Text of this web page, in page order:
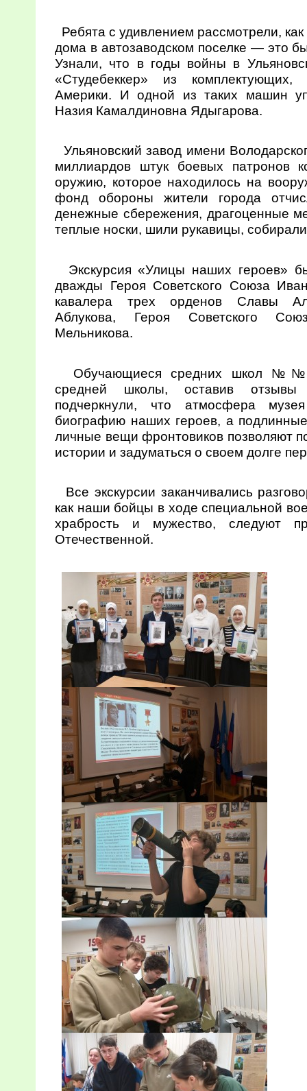
Ребята с удивлением рассмотрели,
дома в автозаводском поселке — это
Узнали, что в годы войны в
«Студебеккер» из
Америки. И одной из таких машин
Назия Камалдиновна Ядыгарова.
Ульяновский завод имени
миллиардов штук боевых патронов
оружию, которое находилось на
фонд обороны жители города
денежные сбережения, драгоценные
теплые носки, шили рукавицы,
Экскурсия «Улицы наших героев»
дважды Героя Советского Союза
кавалера трех орденов Славы
Аблукова, Героя Советского
Мельникова.
Обучающиеся средних школ №№
средней школы, оставив
подчеркнули, что атмосфера
биографию наших героев, а
личные вещи фронтовиков позволяют
истории и задуматься о своем долге
Все экскурсии заканчивались
как наши бойцы в ходе специальной
храбрость и мужество, следуют
Отечественной.